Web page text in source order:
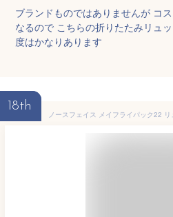
ブランドものではありませんが コ
なるので こちらの折りたたみリュ
度はかなりあります
18th